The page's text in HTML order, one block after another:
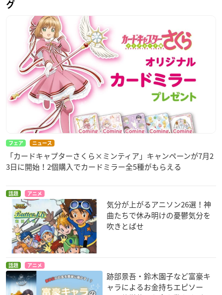
グ
フェア ニュース
「カードキャプターさくら×ミンティア」キャンペーンが7月2
3日に開始！2個購入でカードミラー全5種がもらえる
話題 アニメ
気分が上がるアニソン26選！神
曲たちで休み明けの憂鬱気分を
吹きとばせ
話題 アニメ
跡部景吾・鈴木園子など富豪キ
ャラによるお金持ちエピソー